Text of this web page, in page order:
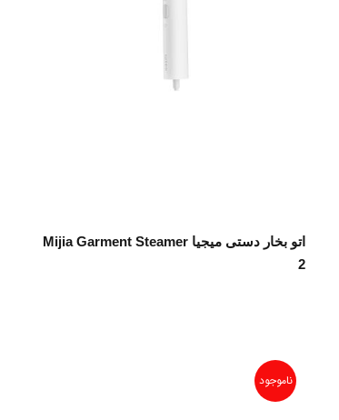
اطلاعات بیشتر
اتو بخار دستی میجیا Mijia Garment Steamer
2
ناموجود